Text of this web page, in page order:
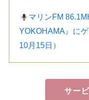
マリンFM
YOKOHAMA』に
10月15日）
サー